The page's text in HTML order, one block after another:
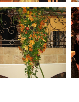
270_l 40 jarig
bestaan BFAS